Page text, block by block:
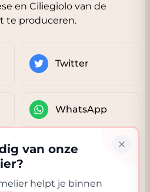
en Ciliegiolo van de
te produceren.
Twitter
WhatsApp
van onze
helpt je binnen